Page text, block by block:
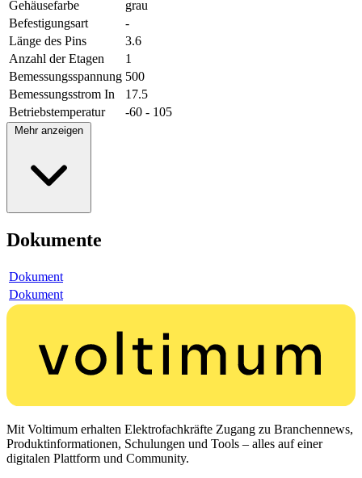
Gehäusefarbe
grau
Befestigungsart
-
Länge des Pins
3.6
Anzahl der Etagen
1
Bemessungsspannung 500
Bemessungsstrom In
17.5
Betriebstemperatur
-60 - 105
Mehr anzeigen
Dokumente
Dokument
Dokument
Mit Voltimum erhalten Elektrofachkräfte Zugang zu Branchennews,
Produktinformationen, Schulungen und Tools – alles auf einer
digitalen Plattform und Community.